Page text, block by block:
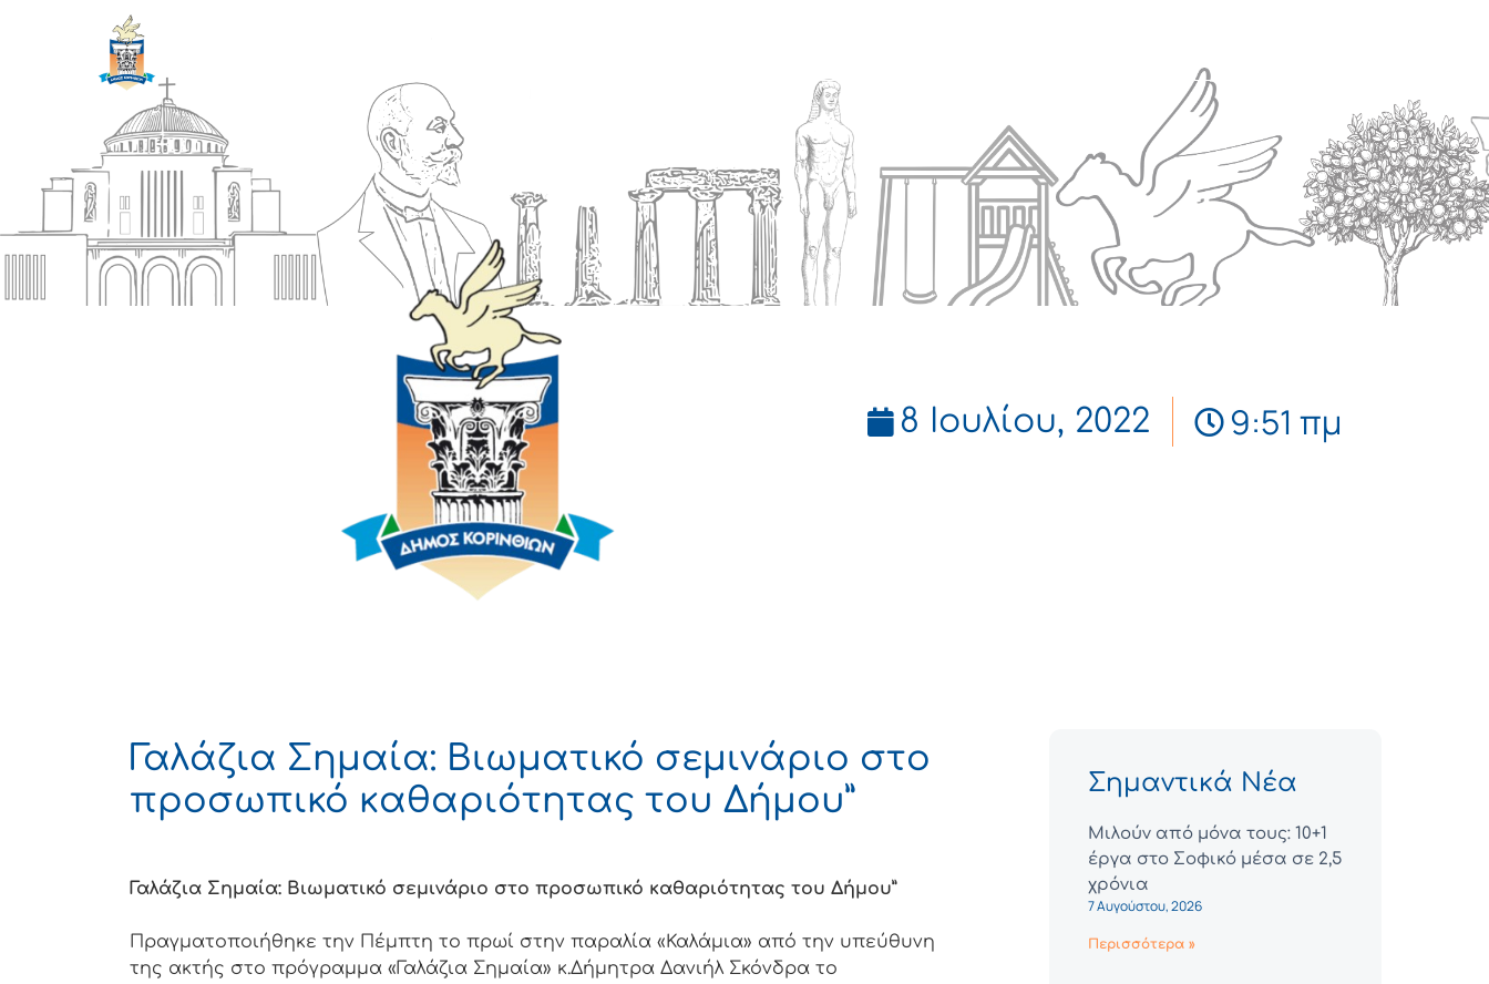
8 Ιουλίου, 2022 9:51 πμ
Γαλάζια Σημαία: Βιωματικό σεμινάριο στο
προσωπικό καθαριότητας του Δήμου”
Γαλάζια Σημαία: Βιωματικό σεμινάριο στο προσωπικό καθαριότητας του Δήμου”
Πραγματοποιήθηκε την Πέμπτη το πρωί στην παραλία «Καλάμια» από την υπεύθυνη
της ακτής στο πρόγραμμα «Γαλάζια Σημαία» κ.Δήμητρα Δανιήλ Σκόνδρα το
Σημαντικά Νέα
Μιλούν από μόνα τους: 10+1
έργα στο Σοφικό μέσα σε 2,5
χρόνια
7 Αυγούστου, 2026
Περισσότερα »